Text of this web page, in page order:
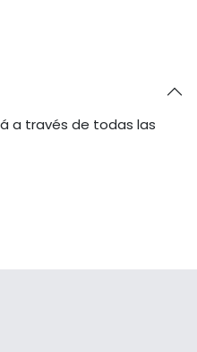
a través de todas las